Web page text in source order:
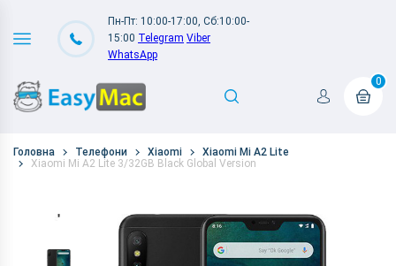
Пн-Пт: 10:00-17:00, Сб:10:00-
15:00 Telegram Viber
WhatsApp
0
Головна Телефони Xiaomi
Xiaomi Mi A2 Lite
Xiaomi Mi A2 Lite 3/32GB Black Global Version